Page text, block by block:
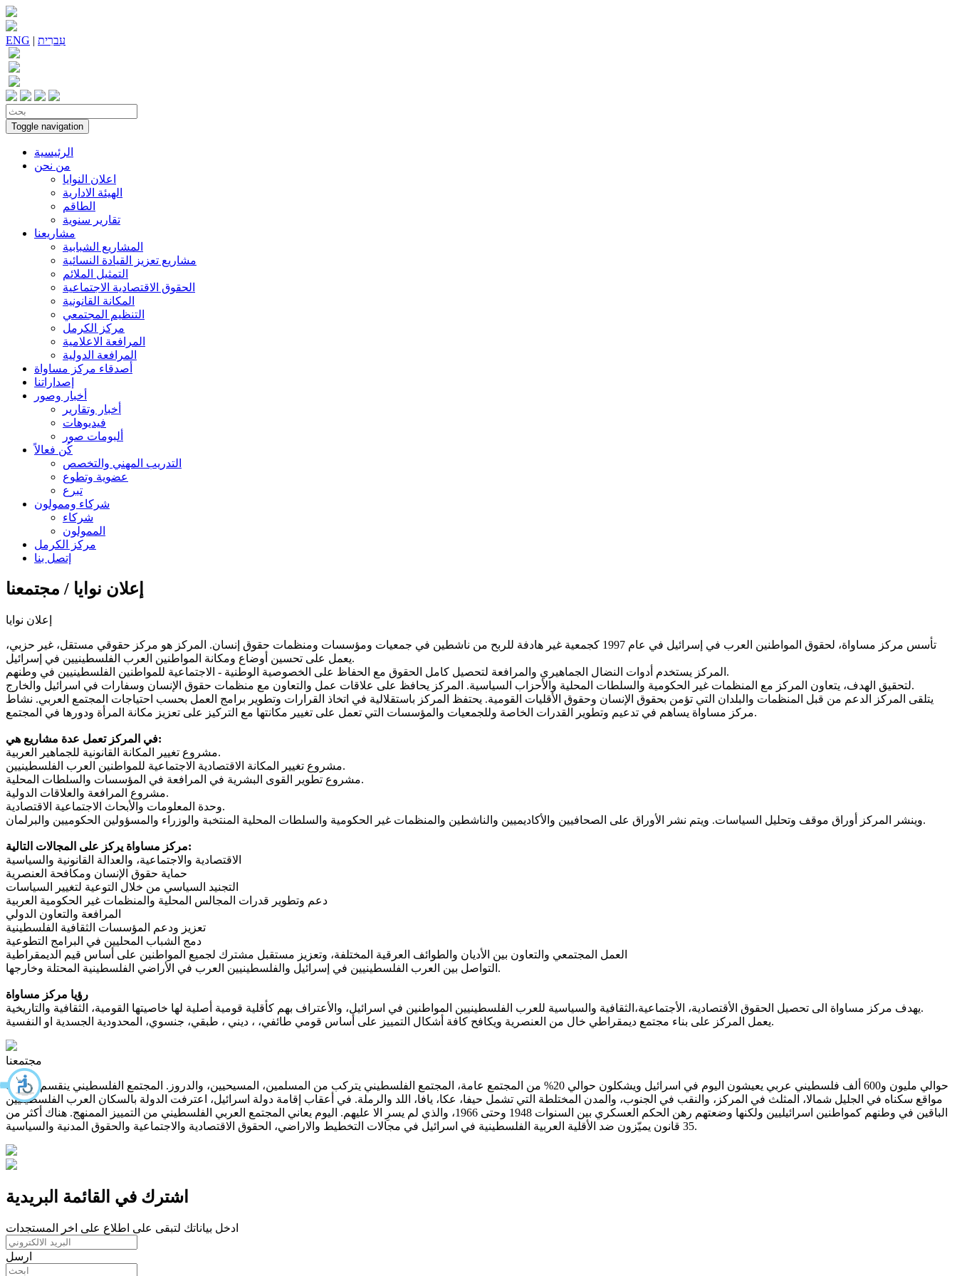
ENG | עִברִית
Toggle navigation
الرئيسية
من نحن
اعلان النوايا
الهيئة الادارية
الطاقم
تقارير سنوية
مشاريعنا
المشاريع الشبابية
مشاريع تعزيز القيادة النسائية
التمثيل الملائم
الحقوق الاقتصادية الاجتماعية
المكانة القانونية
التنظيم المجتمعي
مركز الكرمل
المرافعة الاعلامية
المرافعة الدولية
أصدقاء مركز مساواة
إصداراتنا
أخبار وصور
أخبار وتقارير
فيديوهات
ألبومات صور
كُن فعالاً
التدريب المهني والتخصص
عضوية وتطوع
تبرع
شركاء وممولون
شركاء
الممولون
مركز الكرمل
إتصل بنا
إعلان نوايا / مجتمعنا
إعلان نوايا
تأسس مركز مساواة، لحقوق المواطنين العرب في إسرائيل في عام 1997 كجمعية غير هادفة للربح من ناشطين في جمعيات ومؤسسات ومنظمات حقوق إنسان. المركز هو مركز حقوقي مستقل، غير حزبي،
يعمل على تحسين أوضاع ومكانة المواطنين العرب الفلسطينيين في إسرائيل.
المركز يستخدم أدوات النضال الجماهيري والمرافعة لتحصيل كامل الحقوق مع الحفاظ على الخصوصية الوطنية - الاجتماعية للمواطنين الفلسطينيين في وطنهم.
لتحقيق الهدف، يتعاون المركز مع المنظمات غير الحكومية والسلطات المحلية والأحزاب السياسية. المركز يحافظ على علاقات عمل والتعاون مع منظمات حقوق الإنسان وسفارات في اسرائيل والخارج.
يتلقى المركز الدعم من قبل المنظمات والبلدان التي تؤمن بحقوق الإنسان وحقوق الأقليات القومية. يحتفظ المركز باستقلالية في اتخاذ القرارات وتطوير برامج العمل بحسب احتياجات المجتمع العربي. نشاط
مركز مساواة يساهم في تدعيم وتطوير القدرات الخاصة وللجمعيات والمؤسسات التي تعمل على تغيير مكانتها مع التركيز على تعزيز مكانة المرأة ودورها في المجتمع.
في المركز تعمل عدة مشاريع هي:
مشروع تغيير المكانة القانونية للجماهير العربية.
مشروع تغيير المكانة الاقتصادية الاجتماعية للمواطنين العرب الفلسطينيين.
مشروع تطوير القوى البشرية في المرافعة في المؤسسات والسلطات المحلية.
مشروع المرافعة والعلاقات الدولية.
وحدة المعلومات والأبحاث الاجتماعية الاقتصادية.
وينشر المركز أوراق موقف وتحليل السياسات. ويتم نشر الأوراق على الصحافيين والأكاديميين والناشطين والمنظمات غير الحكومية والسلطات المحلية المنتخبة والوزراء والمسؤولين الحكوميين والبرلمان.
مركز مساواة يركز على المجالات التالية:
الاقتصادية والاجتماعية، والعدالة القانونية والسياسية
حماية حقوق الإنسان ومكافحة العنصرية
التجنيد السياسي من خلال التوعية لتغيير السياسات
دعم وتطوير قدرات المجالس المحلية والمنظمات غير الحكومية العربية
المرافعة والتعاون الدولي
تعزيز ودعم المؤسسات الثقافية الفلسطينية
دمج الشباب المحليين في البرامج التطوعية
العمل المجتمعي والتعاون بين الأديان والطوائف العرقية المختلفة، وتعزيز مستقبل مشترك لجميع المواطنين على أساس قيم الديمقراطية
التواصل بين العرب الفلسطينيين في إسرائيل والفلسطينيين العرب في الأراضي الفلسطينية المحتلة وخارجها.
رؤيا مركز مساواة
يهدف مركز مساواة الى تحصيل الحقوق الأقتصادية، الأجتماعية،الثقافية والسياسية للعرب الفلسطينيين المواطنين في اسرائيل، والأعتراف بهم كأقلية قومية أصلية لها خاصيتها القومية، الثقافية والتاريخية.
يعمل المركز على بناء مجتمع ديمقراطي خال من العنصرية ويكافح كافة أشكال التمييز على أساس قومي طائفي، ، ديني ، طبقي، جنسوي، المحدودية الجسدية او النفسية.
مجتمعنا
حوالي مليون و600 ألف فلسطيني عربي يعيشون اليوم في اسرائيل ويشكلون حوالي 20% من المجتمع عامة، المجتمع الفلسطيني يتركب من المسلمين، المسيحيين، والدروز. المجتمع الفلسطيني ينقسم بحسب
مواقع سكناه في الجليل شمالا، المثلث في المركز، والنقب في الجنوب، والمدن المختلطة التي تشمل حيفا، عكا، يافا، اللد والرملة. في أعقاب إقامة دولة اسرائيل، اعترفت الدولة بالسكان العرب الفلسطينيين
الباقين في وطنهم كمواطنين اسرائيليين ولكنها وضعتهم رهن الحكم العسكري بين السنوات 1948 وحتى 1966، والذي لم يسرِ الا عليهم. اليوم يعاني المجتمع العربي الفلسطيني من التمييز الممنهج. هناك أكثر من
35 قانون يميّزون ضد الأقلية العربية الفلسطينية في اسرائيل في مجالات التخطيط والاراضي، الحقوق الاقتصادية والاجتماعية والحقوق المدنية والسياسية.
اشترك في القائمة البريدية
ادخل بياناتك لتبقى على اطلاع على اخر المستجدات
ارسل